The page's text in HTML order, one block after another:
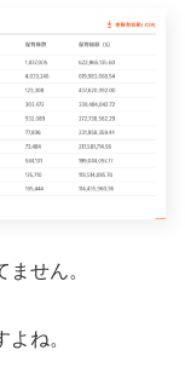
せん。
ね。